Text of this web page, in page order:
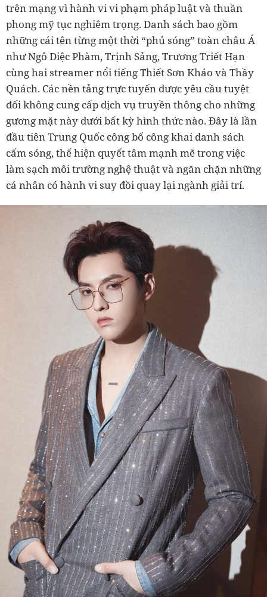
trên mạng vì hành vi vi phạm pháp luật và thuần
phong mỹ tục nghiêm trọng. Danh sách bao gồm
những cái tên từng một thời “phủ sóng” toàn châu Á
như Ngô Diệc Phàm, Trịnh Sảng, Trương Triết Hạn
cùng hai streamer nổi tiếng Thiết Sơn Kháo và Thầy
Quách. Các nền tảng trực tuyến được yêu cầu tuyệt
đối không cung cấp dịch vụ truyền thông cho những
gương mặt này dưới bất kỳ hình thức nào. Đây là lần
đầu tiên Trung Quốc công bố công khai danh sách
cấm sóng, thể hiện quyết tâm mạnh mẽ trong việc
làm sạch môi trường nghệ thuật và ngăn chặn những
cá nhân có hành vi suy đồi quay lại ngành giải trí.